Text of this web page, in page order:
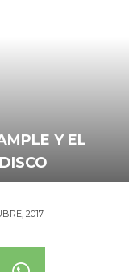
Y EL
2017